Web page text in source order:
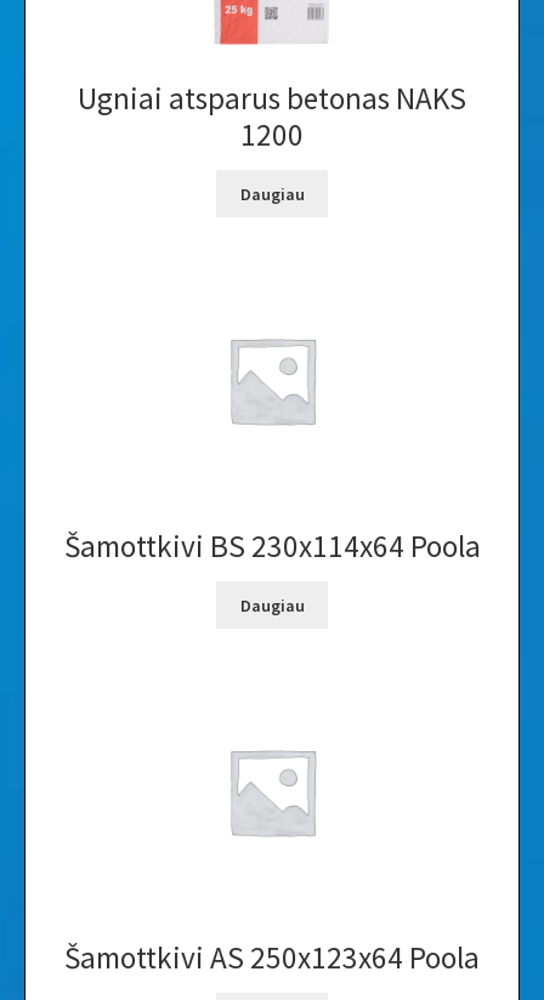
Ugniai atsparus betonas NAKS
1200
Daugiau
Šamottkivi BS 230x114x64 Poola
Daugiau
Šamottkivi AS 250x123x64 Poola